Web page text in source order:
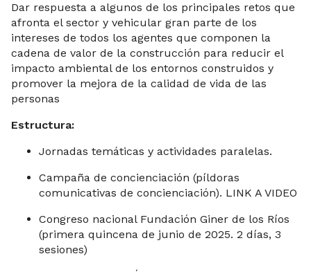
Dar respuesta a algunos de los principales retos que
afronta el sector y vehicular gran parte de los
intereses de todos los agentes que componen la
cadena de valor de la construcción para reducir el
impacto ambiental de los entornos construidos y
promover la mejora de la calidad de vida de las
personas
Estructura:
Jornadas temáticas y actividades paralelas.
Campaña de concienciación (píldoras
comunicativas de concienciación). LINK A VIDEO
Congreso nacional Fundación Giner de los Ríos
(primera quincena de junio de 2025. 2 días, 3
sesiones)